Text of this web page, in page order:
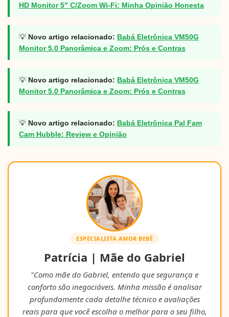
HD Monitor 5″ C/Zoom Wi-Fi: Minha Opinião Honesta
💡 Novo artigo relacionado: Babá Eletrônica VM50G
Monitor 5.0 Panorâmica e Zoom: Prós e Contras
💡 Novo artigo relacionado: Babá Eletrônica VM50G
Monitor 5.0 Panorâmica e Zoom: Prós e Contras
💡 Novo artigo relacionado: Babá Eletrônica Pal Fam
Cam Hubble: Review e Opinião
ESPECIALISTA AMOR BEBÊ
Patrícia | Mãe do Gabriel
"Como mãe do Gabriel, entendo que segurança e
conforto são inegociáveis. Minha missão é analisar
profundamente cada detalhe técnico e avaliações
reais para que você escolha o melhor para o seu filho,